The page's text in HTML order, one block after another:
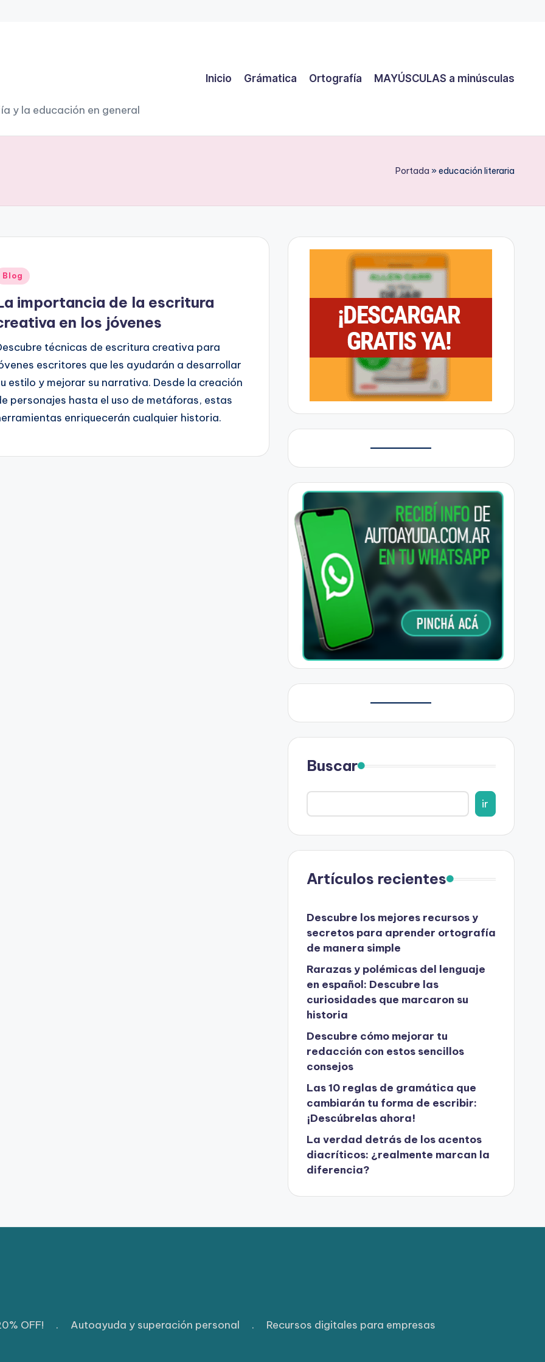
y la educación en general
Inicio Grámatica Ortografía MAYÚSCULAS a minúsculas
Portada »educación literaria
Blog
importancia de la escritura
en los jóvenes
técnicas de escritura creativa para
escritores que les ayudarán a desarrollar
estilo y mejorar su narrativa. Desde la creación
personajes hasta el uso de metáforas, estas
enriquecerán cualquier historia.
Buscar
ir
Artículos recientes
Descubre los mejores recursos y
secretos para aprender ortografía
de manera simple
Rarazas y polémicas del lenguaje
en español: Descubre las
curiosidades que marcaron su
historia
Descubre cómo mejorar tu
redacción con estos sencillos
consejos
Las 10 reglas de gramática que
cambiarán tu forma de escribir:
¡Descúbrelas ahora!
La verdad detrás de los acentos
diacríticos: ¿realmente marcan la
diferencia?
OFF! . Autoayuda y superación personal . Recursos digitales para empresas